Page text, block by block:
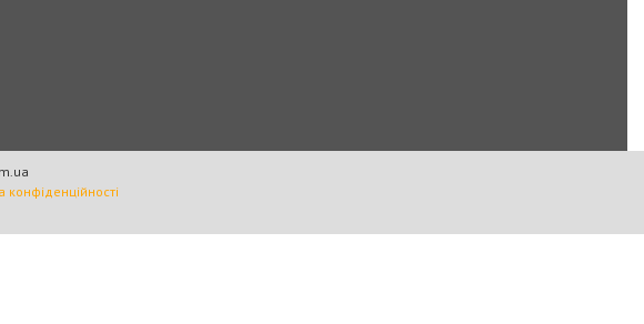
конфіденційності